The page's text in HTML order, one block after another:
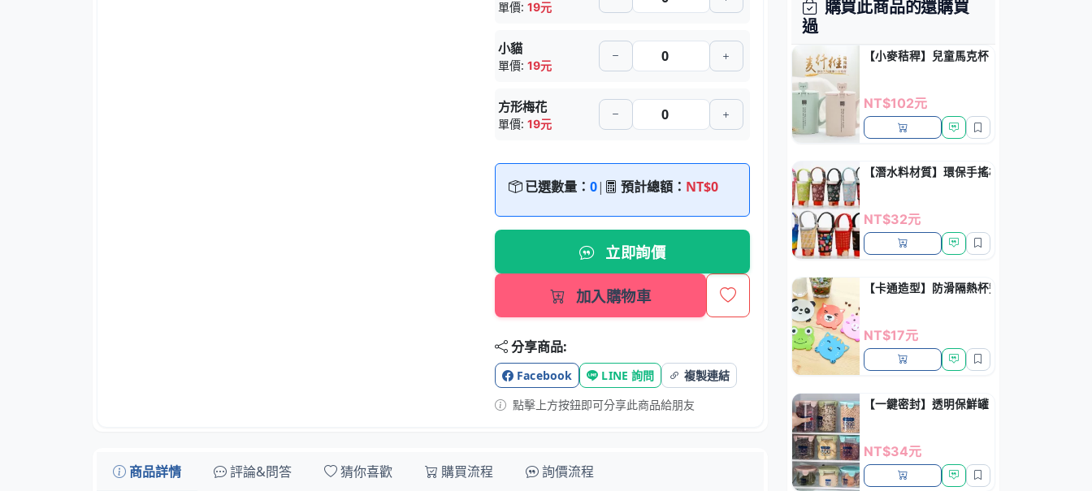
單價:19元
小貓
單價:19元
方形梅花
單價:19元
已選數量：0| 預計總額： NT$0
立即詢價
加入購物車
分享商品:
Facebook LINE 詢問
複製連結
點擊上方按鈕即可分享此商品給朋友
商品詳情 評論&問答 猜你喜歡 購買流程 詢價流程
購買此商品的還購買
過
【小麥秸稈】兒童馬克杯 - 卡通造型早餐杯
NT$102元
【潛水料材質】環保手搖杯隔熱套 - 防燙防
NT$32元
【卡通造型】防滑隔熱杯墊 - 居家餐桌防護墊
NT$17元
【一鍵密封】透明保鮮罐 - 廚房雜糧收納罐
NT$34元